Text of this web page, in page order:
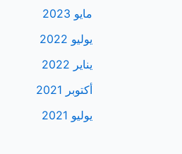
مايو 2023
يوليو 2022
يناير 2022
أكتوبر 2021
يوليو 2021